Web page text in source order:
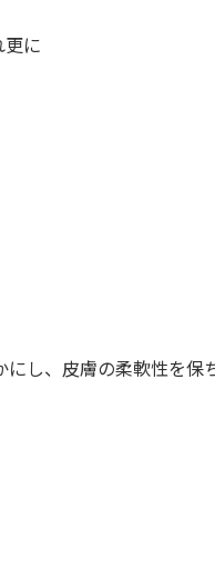
更に
し、皮膚の柔軟性を保ち